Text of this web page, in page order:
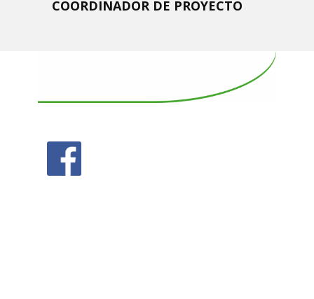
COORDINADOR DE PROYECTO